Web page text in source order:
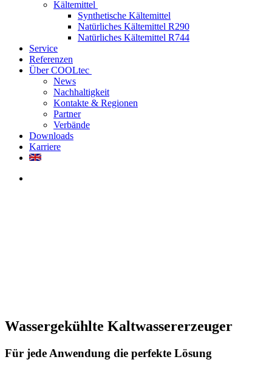
Kältemittel
Synthetische Kältemittel
Natürliches Kältemittel R290
Natürliches Kältemittel R744
Service
Referenzen
Über COOLtec
News
Nachhaltigkeit
Kontakte & Regionen
Partner
Verbände
Downloads
Karriere
Wassergekühlte Kaltwassererzeuger
Für jede Anwendung die perfekte Lösung